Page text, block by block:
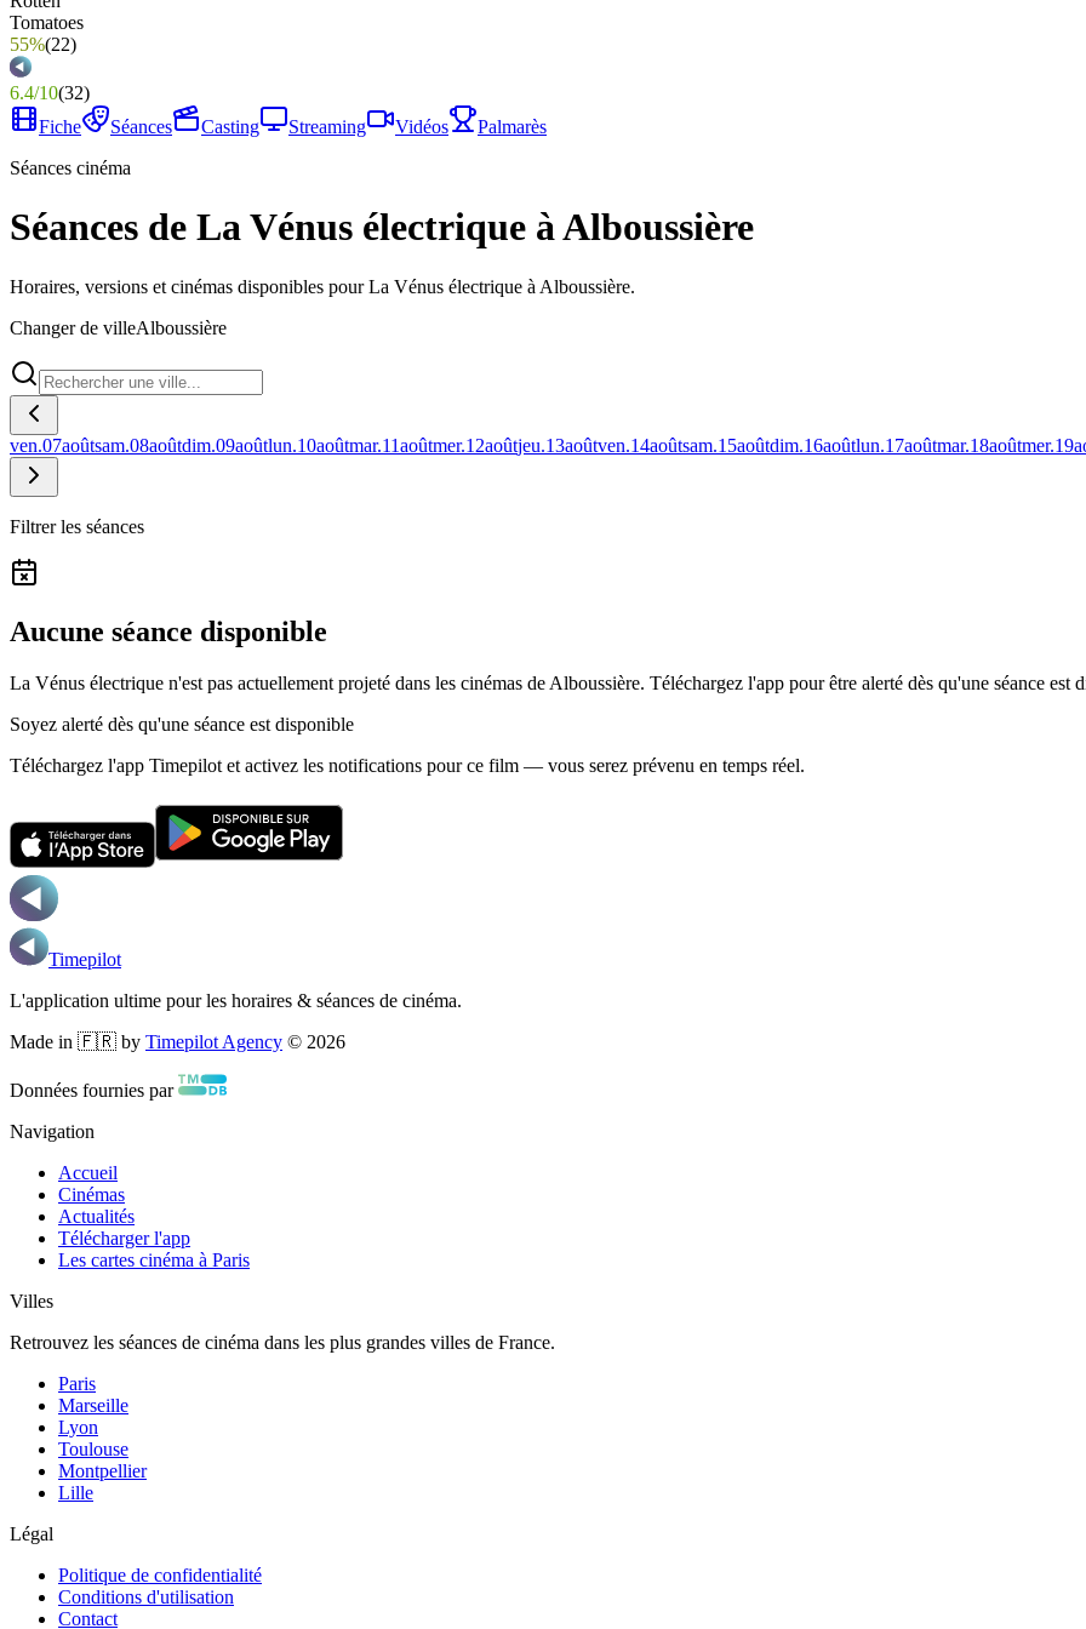
55%(22)
6.4/10(32)
Fiche
Séances Casting Streaming Vidéos
Palmarès
Séances cinéma
Séances de La Vénus électrique à Alboussière
Horaires, versions et cinémas disponibles pour La Vénus électrique à Alboussière.
Changer de villeAlboussière
ven.07aoûtsam.08aoûtdim.09aoûtlun.10aoûtmar.11aoûtmer.12aoûtjeu.13aoûtven.14aoûtsam.15aoûtdim.16aoûtlun.17aoûtmar.18aoûtmer.19
Filtrer les séances
Aucune séance disponible
La Vénus électrique n'est pas actuellement projeté dans les cinémas de Alboussière. Téléchargez l'app pour être alerté dès qu'une séance est
Soyez alerté dès qu'une séance est disponible
Téléchargez l'app Timepilot et activez les notifications pour ce film — vous serez prévenu en temps réel.
Timepilot
L'application ultime pour les horaires & séances de cinéma.
Made in 🇫🇷 by Timepilot Agency © 2026
Données fournies par
Navigation
Accueil
Cinémas
Actualités
Télécharger l'app
Les cartes cinéma à Paris
Villes
Retrouvez les séances de cinéma dans les plus grandes villes de France.
Paris
Marseille
Lyon
Toulouse
Montpellier
Lille
Légal
Politique de confidentialité
Conditions d'utilisation
Contact